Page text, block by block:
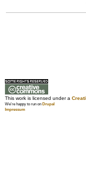
This work is licensed under a
We're happy to run on Drupal
Impressum